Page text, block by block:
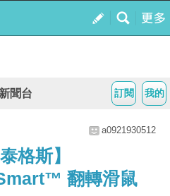
我的
訂閱
聞台
a0921930512
格斯】
翻轉滑鼠